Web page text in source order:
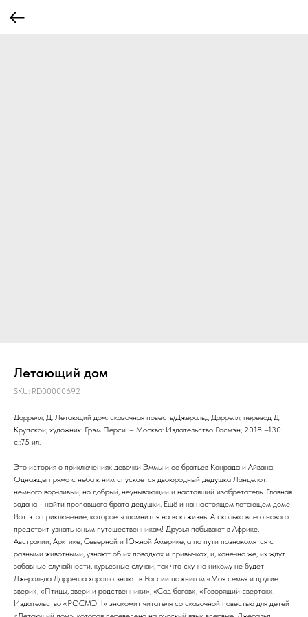
Летающий дом
SKU: RD00000692
Даррелл, Д. Летающий дом: сказочная повесть/Джеральд Даррелл; перевод Д.
Крупской; художник: Грэм Перси. – Москва: Издательство Росмэн, 2018 –130
с.:75 ил.
Это история о приключениях девочки Эммы и ее братьев Конрада и Айвана.
Однажды прямо с неба к ним спускается двоюродный дедушка Ланцелот:
немного ворчливый, но добрый, неунывающий и настоящий изобретатель. Главная
задача - найти пропавшего брата дедушки. Ещё и на настоящем летающем доме!
Вот это приключение, которое запомнится на всю жизнь. А сколько всего нового
предстоит узнать юным путешественникам! Друзья побывают в Африке,
Австралии, Арктике, Северной и Южной Америке, а по пути познакомятся с
разными животными, узнают об их повадках и привычках, и, конечно же, их ждут
забавные случайности, курьезные случаи, так что скучно никому не будет!
Джеральда Даррелла хорошо знают в России по книгам «Моя семья и другие
звери», «Птицы, звери и родственники», «Сад богов», «Говорящий сверток».
Издательство «РОСМЭН» знакомит читателя со сказочной повестью для детей